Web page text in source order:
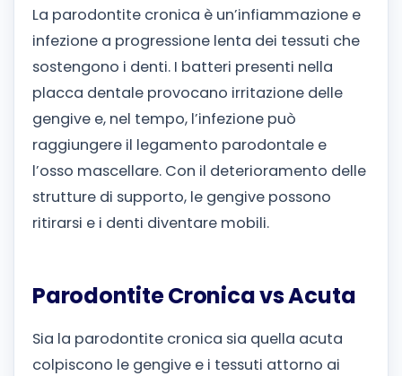
La parodontite cronica è un’infiammazione e
infezione a progressione lenta dei tessuti che
sostengono i denti. I batteri presenti nella
placca dentale provocano irritazione delle
gengive e, nel tempo, l’infezione può
raggiungere il legamento parodontale e
l’osso mascellare. Con il deterioramento delle
strutture di supporto, le gengive possono
ritirarsi e i denti diventare mobili.
Parodontite Cronica vs Acuta
Sia la parodontite cronica sia quella acuta
colpiscono le gengive e i tessuti attorno ai